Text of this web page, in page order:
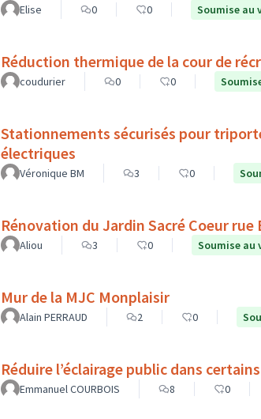
Elise 0 0 Soumise au
Réduction thermique de la cour de
coudurier 0 0
Stationnements sécurisés pour
électriques
Véronique BM 3 0
Rénovation du Jardin Sacré Coeur rue
Aliou 3 0 Soumise au
Mur de la MJC Monplaisir
Alain PERRAUD 2 0
Réduire l’éclairage public dans
Emmanuel COURBOIS 8 0